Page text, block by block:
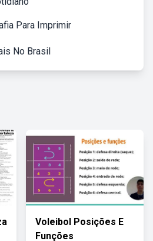
Para Imprimir
No Brasil
Voleibol Posições E
Funções